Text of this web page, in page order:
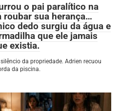
o pai paralítico na
roubar sua herança…
dedo surgiu da água e
que ele jamais
existia.
da propriedade. Adrien recuou
da piscina.